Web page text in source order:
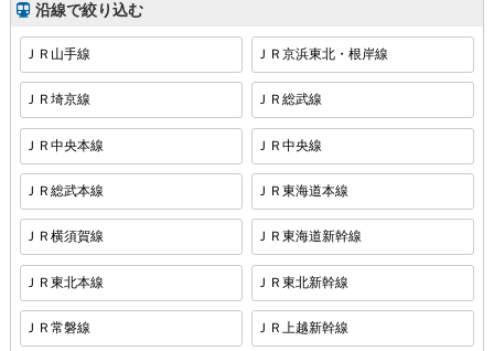
沿線で絞り込む
ＪＲ山手線 ＪＲ京浜東北・根岸線
ＪＲ埼京線 ＪＲ総武線
ＪＲ中央本線 ＪＲ中央線
ＪＲ総武本線 ＪＲ東海道本線
ＪＲ横須賀線 ＪＲ東海道新幹線
ＪＲ東北本線 ＪＲ東北新幹線
ＪＲ常磐線 ＪＲ上越新幹線